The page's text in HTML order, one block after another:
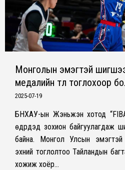
Монголын эмэгтэй
медалийн төлөө тоглохоор
2025-07-19
БНХАУ-ын Жэньжэн хотод
өдрүүдэд зохион байгуулагдаж
байна. Монгол Улсын
эхний тоглолтоо Тайландын
хожиж хоёр…